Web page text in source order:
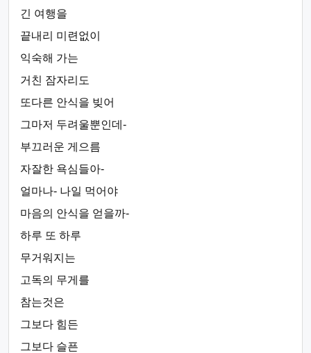
긴 여행을
끝내리 미련없이
익숙해 가는
거친 잠자리도
또다른 안식을 빚어
그마저 두려울뿐인데-
부끄러운 게으름
자잘한 욕심들아-
얼마나- 나일 먹어야
마음의 안식을 얻을까-
하루 또 하루
무거워지는
고독의 무게를
참는것은
그보다 힘든
그보다 슬픈